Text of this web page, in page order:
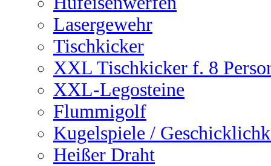
Lasergewehr
Tischkicker
XXL Tischkicker f. 8
XXL-Legosteine
Flummigolf
Kugelspiele /
Heißer Draht